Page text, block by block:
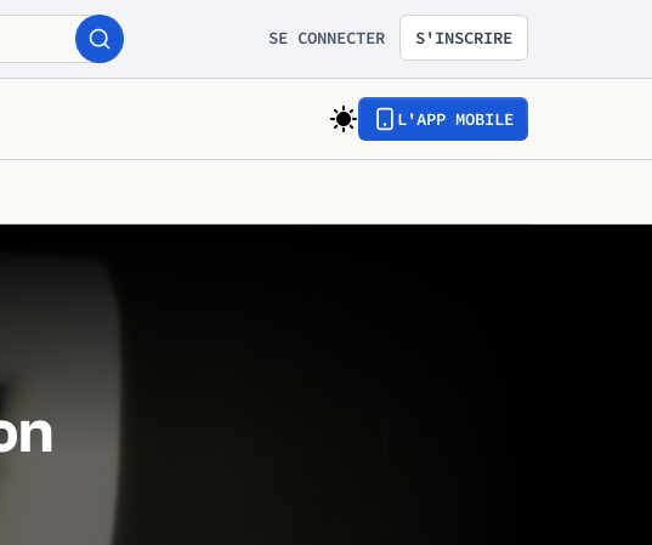
SE CONNECTER S'INSCRIRE
L'APP MOBILE